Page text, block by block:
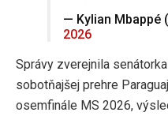
— Kylian Mbappé
2026
Správy zverejnila
sobotňajšej prehre
osemfinále MS 2026,